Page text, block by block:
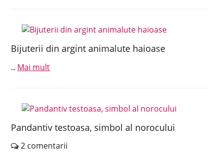
Bijuterii din argint animalute haioase
... Mai mult
Pandantiv testoasa, simbol al norocului
2 comentarii